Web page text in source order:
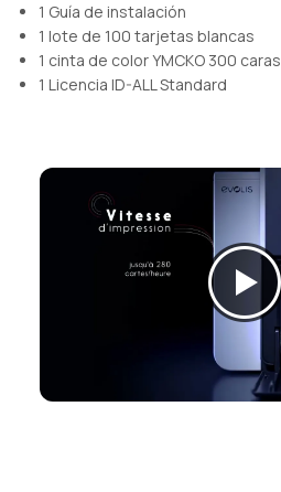
1 Guía de instalación
1 lote de 100 tarjetas blancas
1 cinta de color YMCKO 300 caras
1 Licencia ID-ALL Standard